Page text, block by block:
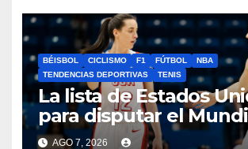
BÉISBOL CICLISMO F1 FÚTBOL
NBA
TENDENCIAS DEPORTIVAS
TENIS
La lista de Estados
para disputar el
en Berlín
AGO 7, 2026